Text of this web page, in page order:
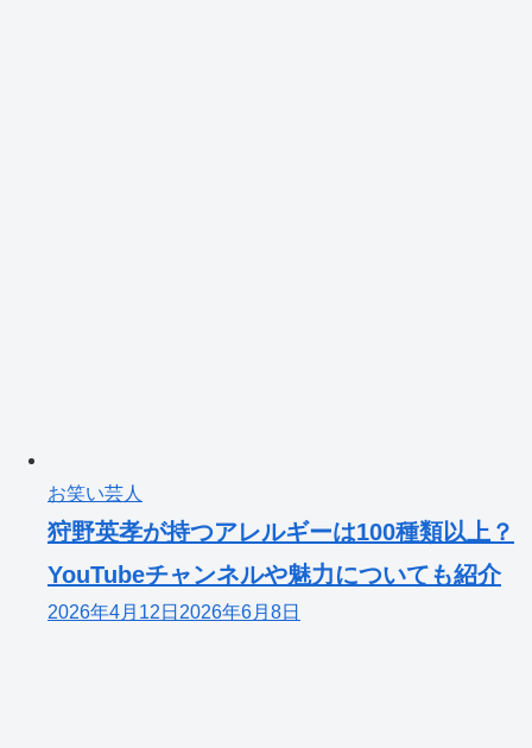
お笑い芸人
狩野英孝が持つアレルギーは100種類以上？
YouTubeチャンネルや魅力についても紹介
2026年4月12日 2026年6月8日